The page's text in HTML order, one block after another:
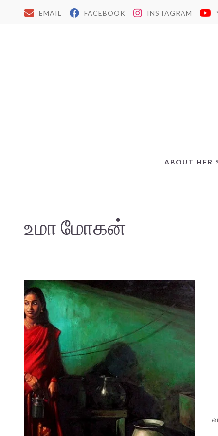
EMAIL FACEBOOK INSTAGRAM
ABOUT HER
உமா மோகன்